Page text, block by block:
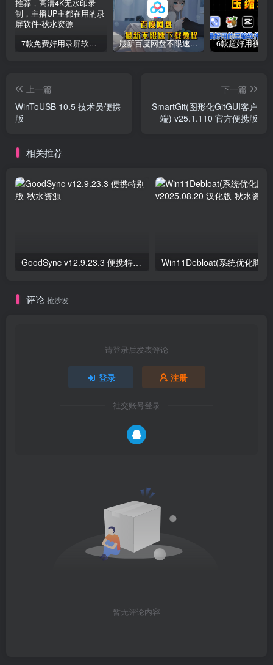
7款免费好用录屏软件推荐，高清4K无水印录制，主播UP主都在用的录屏软件 最新百度网盘不限速下载教程
上一篇
WinToUSB 10.5 技术员便携
版
下一篇
SmartGit(图形化GitGUI客户
端) v25.1.110 官方便携版
相关推荐
GoodSync v12.9.23.3 便携特别版
评论 抢沙发
请登录后发表评论
登录 注册
社交账号登录
暂无评论内容